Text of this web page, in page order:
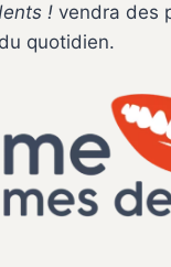
! vendra des
quotidien.